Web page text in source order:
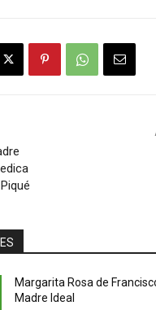
Margarita Rosa de
Madre Ideal